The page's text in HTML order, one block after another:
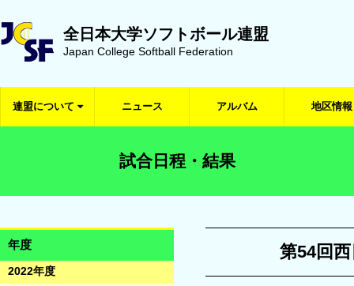
全日本大学ソフトボール連盟
Japan College Softball Federation
連盟について ニュース アルバム 地区情報
試合日程・結果
年度
2022年度
第54回